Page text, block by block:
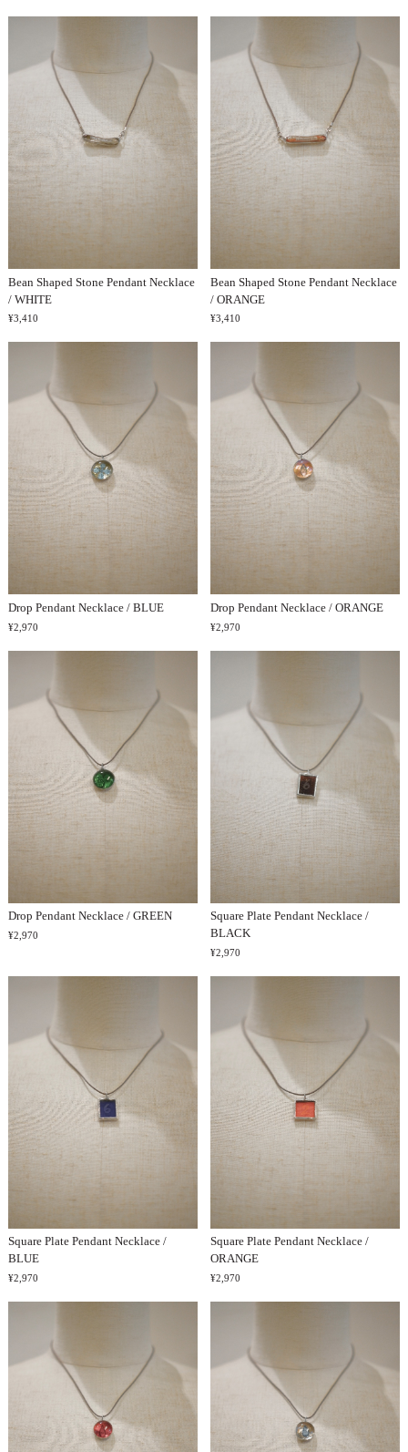
Bean Shaped Stone Pendant Necklace
/ WHITE
¥3,410
Bean Shaped Stone Pendant Necklace
/ ORANGE
¥3,410
Drop Pendant Necklace / BLUE
¥2,970
Drop Pendant Necklace / ORANGE
¥2,970
Drop Pendant Necklace / GREEN
¥2,970
Square Plate Pendant Necklace /
BLACK
¥2,970
Square Plate Pendant Necklace /
BLUE
¥2,970
Square Plate Pendant Necklace /
ORANGE
¥2,970